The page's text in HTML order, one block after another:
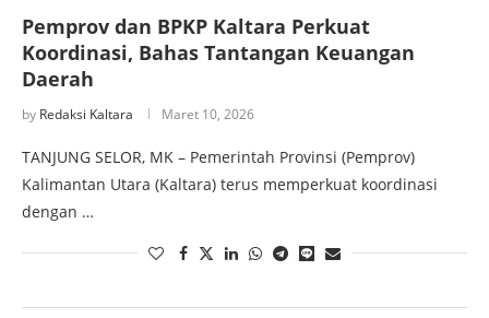
Pemprov dan BPKP Kaltara Perkuat
Koordinasi, Bahas Tantangan Keuangan
Daerah
by Redaksi Kaltara Maret 10, 2026
TANJUNG SELOR, MK – Pemerintah Provinsi (Pemprov)
Kalimantan Utara (Kaltara) terus memperkuat koordinasi
dengan …